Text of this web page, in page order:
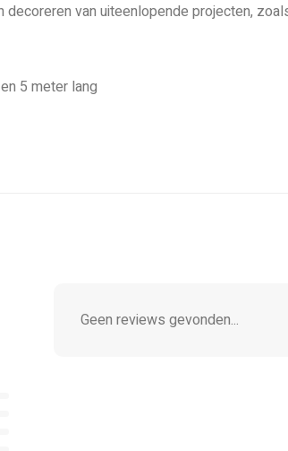
van uiteenlopende projecten,
5 meter lang
Geen reviews gevonden...